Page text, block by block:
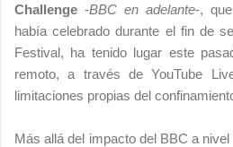
Challenge -BBC en adelante-,
había celebrado durante el fin de
Festival, ha tenido lugar este
remoto, a través de YouTube
limitaciones propias del
Más allá del impacto del BBC a